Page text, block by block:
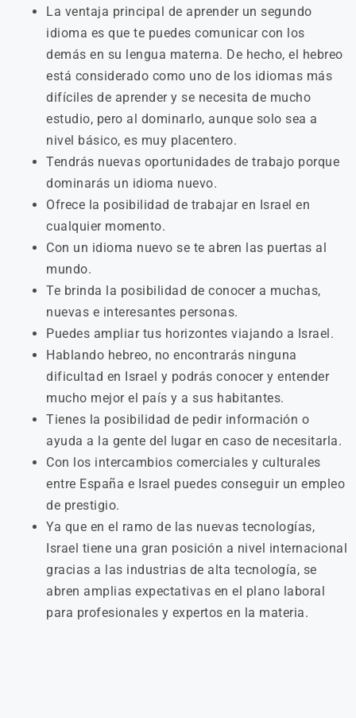
La ventaja principal de aprender un segundo
idioma es que te puedes comunicar con los
demás en su lengua materna. De hecho, el hebreo
está considerado como uno de los idiomas más
difíciles de aprender y se necesita de mucho
estudio, pero al dominarlo, aunque solo sea a
nivel básico, es muy placentero.
Tendrás nuevas oportunidades de trabajo porque
dominarás un idioma nuevo.
Ofrece la posibilidad de trabajar en Israel en
cualquier momento.
Con un idioma nuevo se te abren las puertas al
mundo.
Te brinda la posibilidad de conocer a muchas,
nuevas e interesantes personas.
Puedes ampliar tus horizontes viajando a Israel.
Hablando hebreo, no encontrarás ninguna
dificultad en Israel y podrás conocer y entender
mucho mejor el país y a sus habitantes.
Tienes la posibilidad de pedir información o
ayuda a la gente del lugar en caso de necesitarla.
Con los intercambios comerciales y culturales
entre España e Israel puedes conseguir un empleo
de prestigio.
Ya que en el ramo de las nuevas tecnologías,
Israel tiene una gran posición a nivel internacional
gracias a las industrias de alta tecnología, se
abren amplias expectativas en el plano laboral
para profesionales y expertos en la materia.